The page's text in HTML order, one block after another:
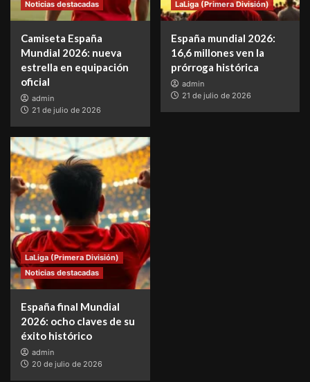
Noticias destacadas
Camiseta España
Mundial 2026: nueva
estrella en equipación
oficial
admin
21 de julio de 2026
LaLiga (Primera División)
España mundial 2026:
16,6 millones ven la
prórroga histórica
admin
21 de julio de 2026
LaLiga (Primera División)
Noticias destacadas
España final Mundial
2026: ocho claves de su
éxito histórico
admin
20 de julio de 2026